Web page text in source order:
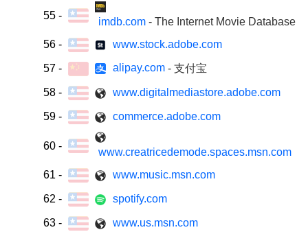
55 -
imdb.com - The Internet Movie Database
56 - www.stock.adobe.com
57 - alipay.com - 支付宝
58 - www.digitalmediastore.adobe.com
59 - commerce.adobe.com
60 -
www.creatricedemode.spaces.msn.com
61 - www.music.msn.com
62 - spotify.com
63 - www.us.msn.com